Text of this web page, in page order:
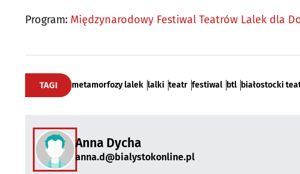
Program: Międzynarodowy Festiwal Teatrów Lalek dla
TAGI metamorfozy lalek lalki teatr festiwal btl białostocki
Anna Dycha
anna.d@bialystokonline.pl